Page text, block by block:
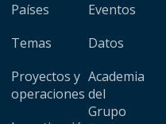
Países
Temas
Proyectos y
operaciones
Eventos
Datos
Academia
del
Grupo